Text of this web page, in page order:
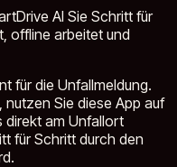
AI Sie Schritt für
offline arbeitet und
für die Unfallmeldung.
Sie diese App auf
direkt am Unfallort
für Schritt durch den